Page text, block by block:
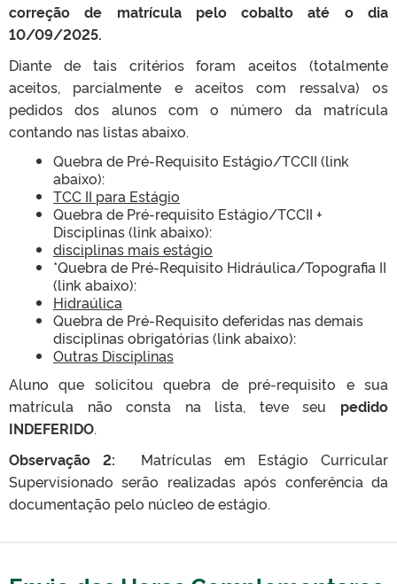
correção de matrícula pelo cobalto até o dia
10/09/2025.
Diante de tais critérios foram aceitos (totalmente
aceitos, parcialmente e aceitos com ressalva) os
pedidos dos alunos com o número da matrícula
contando nas listas abaixo.
Quebra de Pré-Requisito Estágio/TCCII (link
abaixo):
TCC II para Estágio
Quebra de Pré-requisito Estágio/TCCII +
Disciplinas (link abaixo):
disciplinas mais estágio
*Quebra de Pré-Requisito Hidráulica/Topografia II
(link abaixo):
Hidraúlica
Quebra de Pré-Requisito deferidas nas demais
disciplinas obrigatórias (link abaixo):
Outras Disciplinas
Aluno que solicitou quebra de pré-requisito e sua
matrícula não consta na lista, teve seu pedido
INDEFERIDO.
Observação 2: Matrículas em Estágio Curricular
Supervisionado serão realizadas após conferência da
documentação pelo núcleo de estágio.